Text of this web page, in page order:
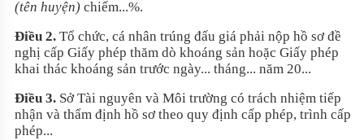
(tên huyện) chiếm...%.
Điều 2. Tổ chức, cá nhân trúng đấu giá phải nộp hồ sơ đề
nghị cấp Giấy phép thăm dò khoáng sản hoặc Giấy phép
khai thác khoáng sản trước ngày... tháng... năm 20...
Điều 3. Sở Tài nguyên và Môi trường có trách nhiệm tiếp
nhận và thẩm định hồ sơ theo quy định cấp phép, trình cấp
phép...